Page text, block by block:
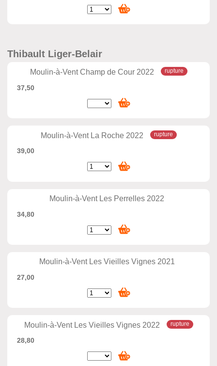
Thibault Liger-Belair
Moulin-à-Vent Champ de Cour 2022
37,50
Moulin-à-Vent La Roche 2022
39,00
Moulin-à-Vent Les Perrelles 2022
34,80
Moulin-à-Vent Les Vieilles Vignes 2021
27,00
Moulin-à-Vent Les Vieilles Vignes 2022
28,80